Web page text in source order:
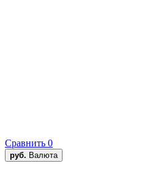
Сравнить 0
руб. Валюта